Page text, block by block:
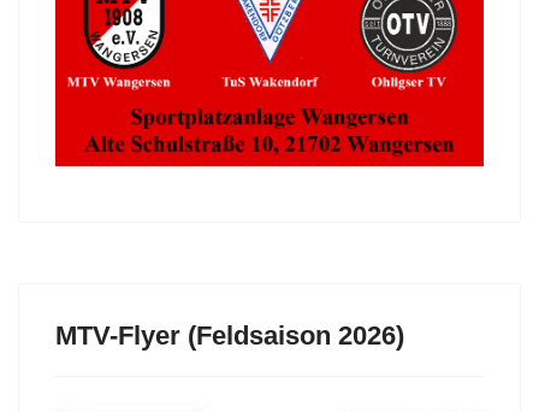
MTV-Flyer (Feldsaison 2026)